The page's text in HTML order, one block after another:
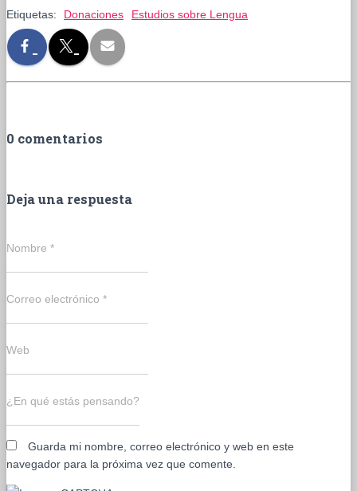
Etiquetas:
Donaciones Estudios sobre Lengua
0 comentarios
Deja una respuesta
Nombre *
Correo electrónico *
Web
¿En qué estás pensando?
Guarda mi nombre, correo electrónico y web en este
navegador para la próxima vez que comente.